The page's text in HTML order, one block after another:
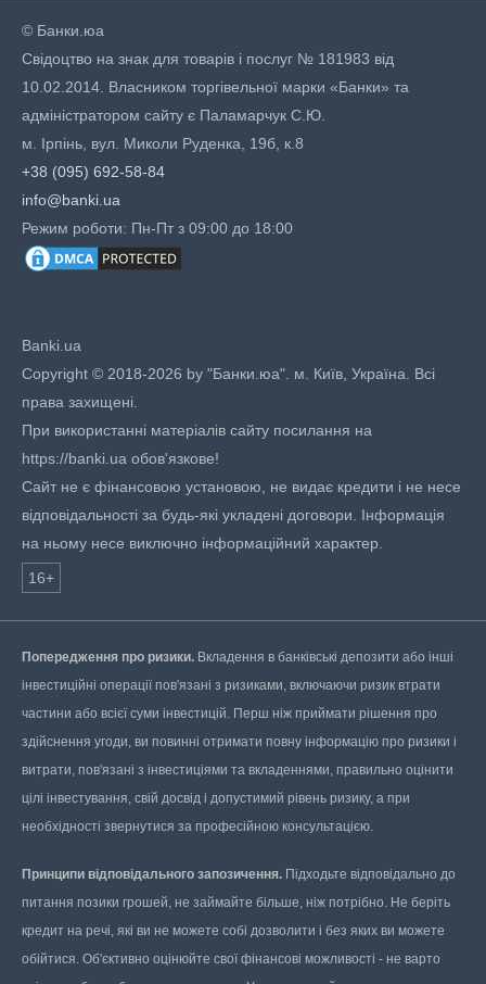
© Банки.юа
Свідоцтво на знак для товарів і послуг № 181983 від
10.02.2014. Власником торгівельної марки «Банки» та
адміністратором сайту є Паламарчук С.Ю.
м. Ірпінь, вул. Миколи Руденка, 19б, к.8
+38 (095) 692-58-84
info@banki.ua
Режим роботи: Пн-Пт з 09:00 до 18:00
Banki.ua
Copyright © 2018-2026 by "Банки.юа". м. Київ, Україна. Всі
права захищені.
При використанні матеріалів сайту посилання на
https://banki.ua обов'язкове!
Сайт не є фінансовою установою, не видає кредити і не несе
відповідальності за будь-які укладені договори. Інформація
на ньому несе виключно інформаційний характер.
16+
Попередження про ризики. Вкладення в банківські депозити або інші
інвестиційні операції пов'язані з ризиками, включаючи ризик втрати
частини або всієї суми інвестицій. Перш ніж приймати рішення про
здійснення угоди, ви повинні отримати повну інформацію про ризики і
витрати, пов'язані з інвестиціями та вкладеннями, правильно оцінити
цілі інвестування, свій досвід і допустимий рівень ризику, а при
необхідності звернутися за професійною консультацією.
Принципи відповідального запозичення. Підходьте відповідально до
питання позики грошей, не займайте більше, ніж потрібно. Не беріть
кредит на речі, які ви не можете собі дозволити і без яких ви можете
обійтися. Об'єктивно оцінюйте свої фінансові можливості - не варто